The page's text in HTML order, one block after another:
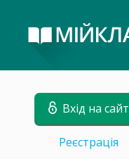
Вхід на сайт
Реєстрація